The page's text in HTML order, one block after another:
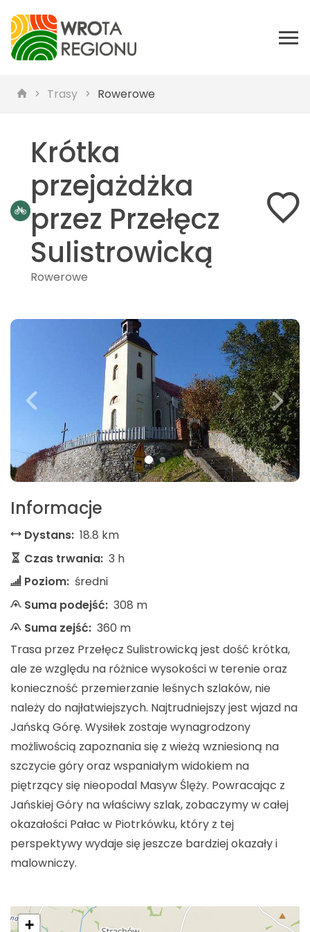
Trasy Rowerowe
Krótka
przejażdżka
przez Przełęcz
Sulistrowicką
Rowerowe
Informacje
Dystans: 18.8 km
Czas trwania: 3 h
Poziom: średni
Suma podejść: 308 m
Suma zejść: 360 m
Trasa przez Przełęcz Sulistrowicką jest dość krótka,
ale ze względu na różnice wysokości w terenie oraz
konieczność przemierzanie leśnych szlaków, nie
należy do najłatwiejszych. Najtrudniejszy jest wjazd na
Jańską Górę. Wysiłek zostaje wynagrodzony
możliwością zapoznania się z wieżą wzniesioną na
szczycie góry oraz wspaniałym widokiem na
piętrzący się nieopodal Masyw Ślęży. Powracając z
Jańskiej Góry na właściwy szlak, zobaczymy w całej
okazałości Pałac w Piotrkówku, który z tej
perspektywy wydaje się jeszcze bardziej okazały i
malowniczy.
+